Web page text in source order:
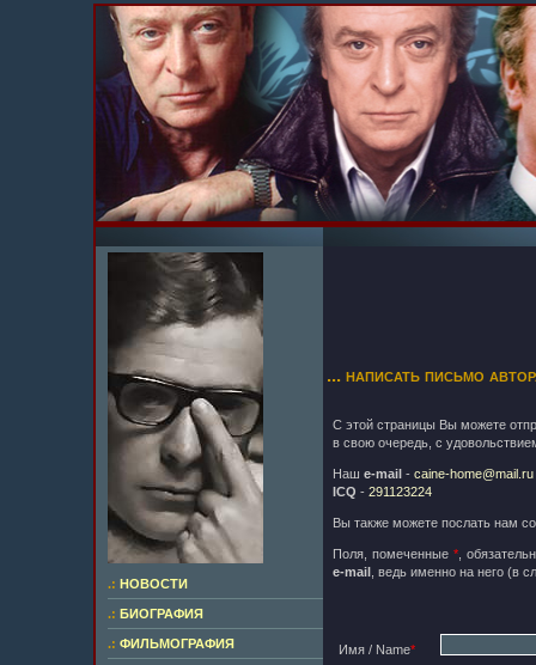
.: НОВОСТИ
.: БИОГРАФИЯ
.: ФИЛЬМОГРАФИЯ
... написать письмо
С этой страницы Вы можете
в свою очередь, с
Наш e-mail - caine-home@mail.ru
ICQ - 291123224
Вы также можете послать нам
Поля, помеченные *,
e-mail , ведь именно на него (в
Имя / Name*